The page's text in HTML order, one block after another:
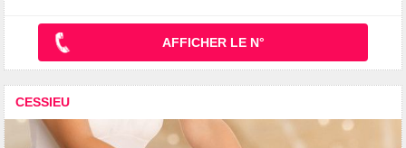
AFFICHER LE N°
CESSIEU